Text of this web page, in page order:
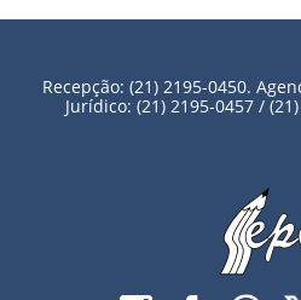
Recepção: (21) 2195-0450.
Jurídico: (21) 2195-0457 /